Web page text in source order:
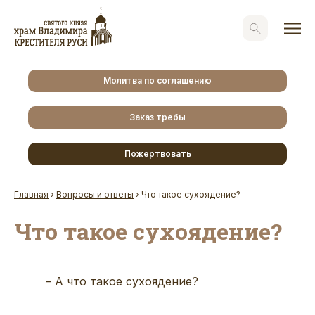
Молитва по соглашению
Заказ требы
Пожертвовать
Главная › Вопросы и ответы › Что такое сухоядение?
Что такое сухоядение?
– А что такое сухоядение?